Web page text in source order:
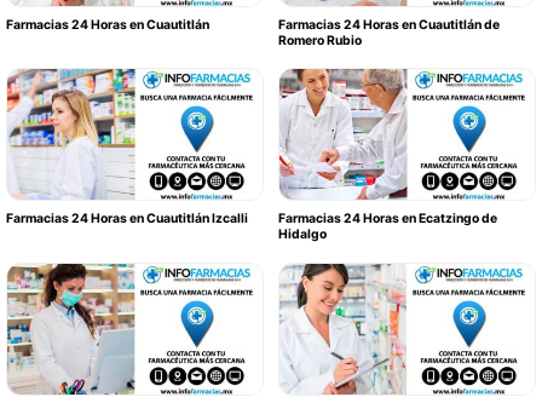
Farmacias 24 Horas en Cuautitlán
Farmacias 24 Horas en Cuautitlán de
Romero Rubio
Farmacias 24 Horas en Cuautitlán Izcalli
Farmacias 24 Horas en Ecatzingo de
Hidalgo